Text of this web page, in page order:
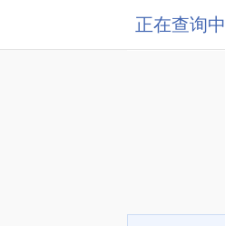
正在查询中